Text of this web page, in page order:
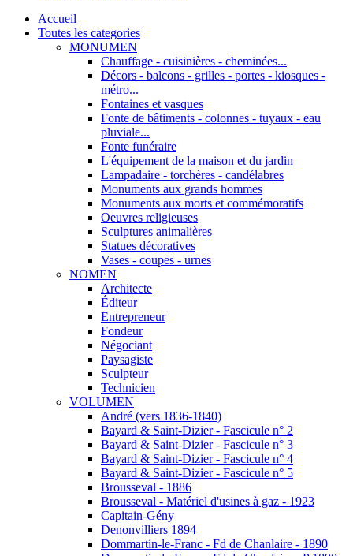
Accueil
Toutes les categories
MONUMEN
Chauffage - cuisinières - cheminées...
Décors - balcons - grilles - portes - kiosques -
métro...
Fontaines et vasques
Fonte de bâtiments - colonnes - tuyaux - eau
pluviale...
Fonte funéraire
L'équipement de la maison et du jardin
Lampadaire - torchères - candélabres
Monuments aux grands hommes
Monuments aux morts et commémoratifs
Oeuvres religieuses
Sculptures animalières
Statues décoratives
Vases - coupes - urnes
NOMEN
Architecte
Éditeur
Entrepreneur
Fondeur
Négociant
Paysagiste
Sculpteur
Technicien
VOLUMEN
André (vers 1836-1840)
Bayard & Saint-Dizier - Fascicule n° 2
Bayard & Saint-Dizier - Fascicule n° 3
Bayard & Saint-Dizier - Fascicule n° 4
Bayard & Saint-Dizier - Fascicule n° 5
Brousseval - 1886
Brousseval - Matériel d'usines à gaz - 1923
Capitain-Gény
Denonvilliers 1894
Dommartin-le-Franc - Fd de Chanlaire - 1890